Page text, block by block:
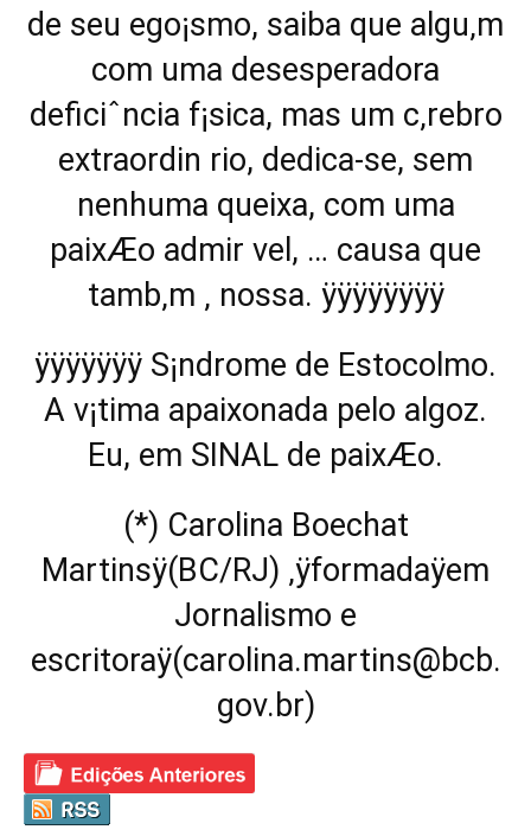
de seu ego¡smo, saiba que algu‚m
com uma desesperadora
deficiˆncia f¡sica, mas um c‚rebro
extraordin rio, dedica-se, sem
nenhuma queixa, com uma
paixÆo admir vel, … causa que
tamb‚m ‚ nossa. ÿÿÿÿÿÿÿÿ
ÿÿÿÿÿÿÿ S¡ndrome de Estocolmo.
A v¡tima apaixonada pelo algoz.
Eu, em SINAL de paixÆo.
(*) Carolina Boechat
Martinsÿ(BC/RJ) ‚ÿformadaÿem
Jornalismo e
escritoraÿ(carolina.martins@bcb.
gov.br)